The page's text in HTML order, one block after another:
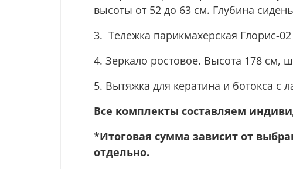
высоты от 52 до 63 см. Глубина
3. Тележка парикмахерская Глорис-
4. Зеркало ростовое. Высота 178 см,
5. Вытяжка для кератина и ботокса с
Все комплекты составляем
*Итоговая сумма зависит от
отдельно.